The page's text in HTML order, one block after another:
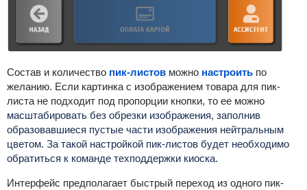
Состав и количество пик-листовможно настроитьпо
желанию. Если картинка с изображением товара для пик-
листа не подходит под пропорции кнопки, то ее можно
масштабировать без обрезки изображения, заполнив
образовавшиеся пустые части изображения нейтральным
цветом. За такой настройкой пик-листов будет необходимо
обратиться к команде техподдержки киоска.
Интерфейс предполагает быстрый переход из одного пик-